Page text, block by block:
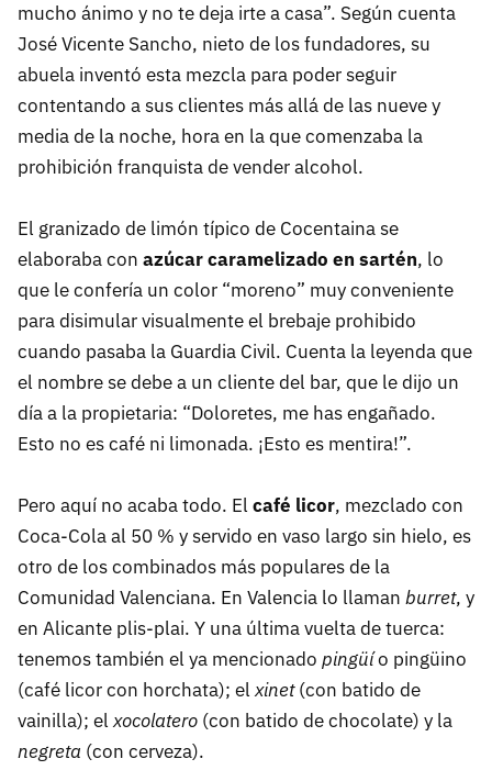
mucho ánimo y no te deja irte a casa”. Según cuenta
José Vicente Sancho, nieto de los fundadores, su
abuela inventó esta mezcla para poder seguir
contentando a sus clientes más allá de las nueve y
media de la noche, hora en la que comenzaba la
prohibición franquista de vender alcohol.
El granizado de limón típico de Cocentaina se
elaboraba con azúcar caramelizado en sartén, lo
que le confería un color “moreno” muy conveniente
para disimular visualmente el brebaje prohibido
cuando pasaba la Guardia Civil. Cuenta la leyenda que
el nombre se debe a un cliente del bar, que le dijo un
día a la propietaria: “Doloretes, me has engañado.
Esto no es café ni limonada. ¡Esto es mentira!”.
Pero aquí no acaba todo. El café licor, mezclado con
Coca-Cola al 50 % y servido en vaso largo sin hielo, es
otro de los combinados más populares de la
Comunidad Valenciana. En Valencia lo llaman burret, y
en Alicante plis-plai. Y una última vuelta de tuerca:
tenemos también el ya mencionado pingüío pingüino
(café licor con horchata); elxinet(con batido de
vainilla); elxocolatero (con batido de chocolate) y la
negreta (con cerveza).